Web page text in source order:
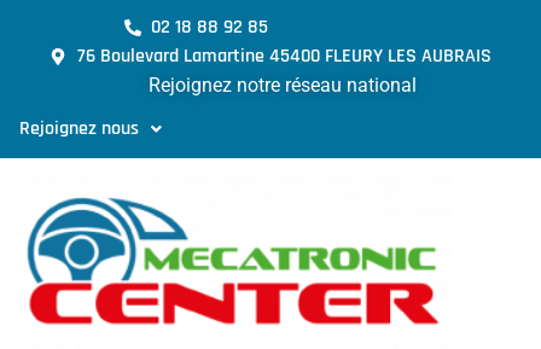
02 18 88 92 85
76 Boulevard Lamartine 45400 FLEURY LES AUBRAIS
Rejoignez notre réseau national
Rejoignez nous